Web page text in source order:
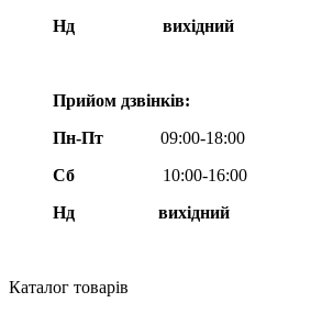
Нд
вихідний
Прийом дзвінків:
Пн-Пт
09:00-18:00
Сб
10:00-16:00
Нд вихідний
Каталог товарів